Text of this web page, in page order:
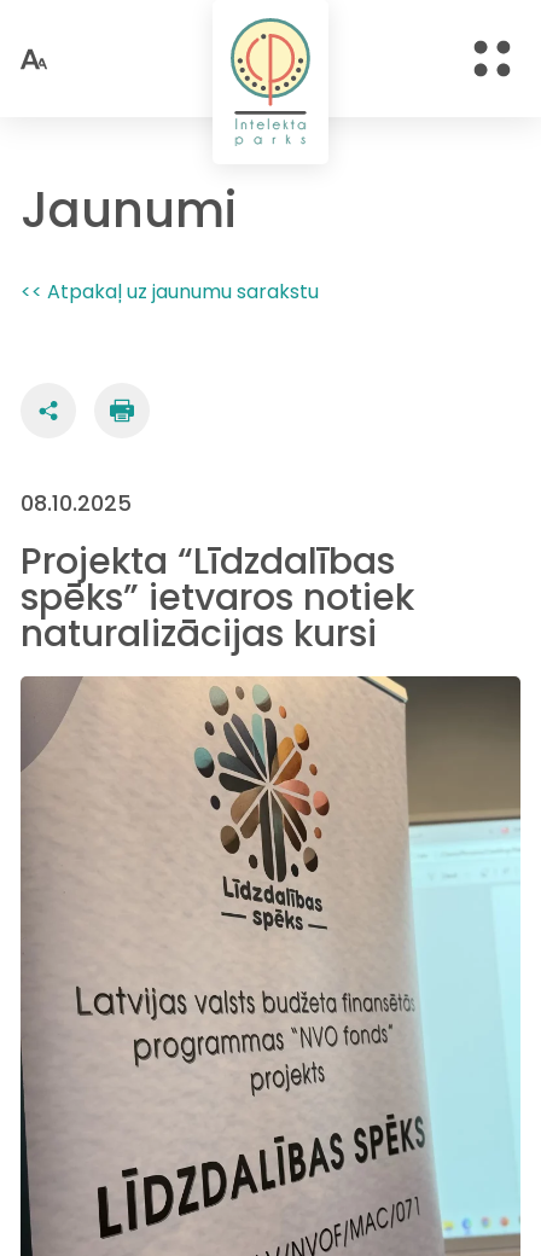
Jaunumi
<< Atpakaļ uz jaunumu sarakstu
08.10.2025
Projekta “Līdzdalības
spēks” ietvaros notiek
naturalizācijas kursi